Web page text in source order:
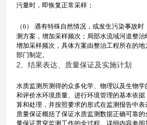
污量时，即恢复正常采样；
（6）
遇有特殊自然情况，或发生污染事故时
测方案，增加采样频次；局部水流域河道整
增加采样频次，具体方案由整治工程所在的
部门制定。
2、结果表达、质量保证及实施计划
水质监测所测得的众多化学、物理以及生物
和评价水环境质量、进行环境管理的基本依
算和处理，并按照要求的形式在监测报告中表
质量保证概括了保证水质监测数据正确可靠
量保证贯穿监测工作的全过程。详细内容参阅